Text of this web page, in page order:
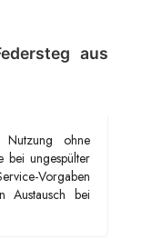
aus
ohne
bei ungespülter
Vorgaben
Austausch bei